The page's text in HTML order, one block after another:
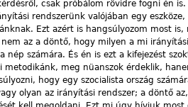
csak próbálom rövidre fogni én
rendszerünk valójában egy
Ezt azért is hangsúlyozom most
nem az a döntő, hogy milyen a mi
nép számára. És én is ezt a kifejezést
metodikánk, meg nüanszok érdeklik,
hogy egy szocialista ország
olyan az irányítási rendszer; a döntő